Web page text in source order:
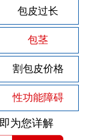
包皮过长
包茎
割包皮价格
性功能障碍
为您详解